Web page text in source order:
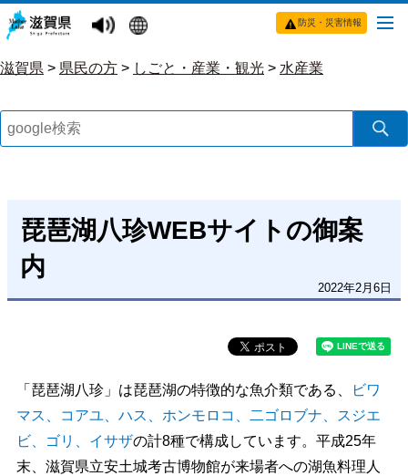
防災・災害情報
滋賀県 > 県民の方 > しごと・産業・観光 > 水産業
琵琶湖八珍WEBサイトの御案
内
2022年2月6日
「琵琶湖八珍」は琵琶湖の特徴的な魚介類である、
ビワ
マス、コアユ、ハス、ホンモロコ、二ゴロブナ、スジエ
ビ、ゴリ、イサザの計8種で構成しています。平成25年
末、滋賀県立安土城考古博物館が来場者への湖魚料理人